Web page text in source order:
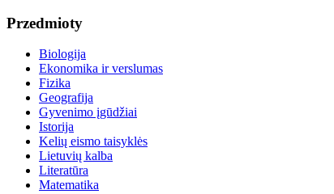
Przedmioty
Biologija
Ekonomika ir verslumas
Fizika
Geografija
Gyvenimo įgūdžiai
Istorija
Kelių eismo taisyklės
Lietuvių kalba
Literatūra
Matematika